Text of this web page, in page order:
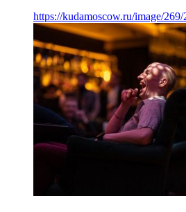
https://kudamoscow.ru/image/